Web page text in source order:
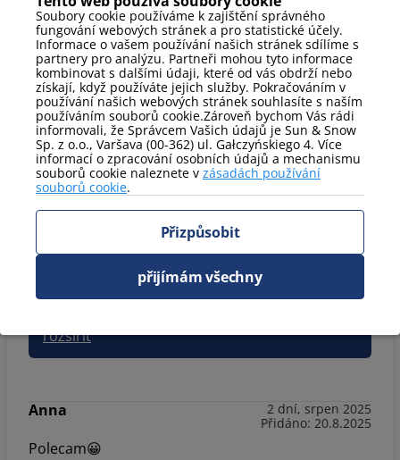
Marta
3 dní, leden 2026
Přidáno: 1.2.2026
9,8
Piotr
3 dní, srpen 2025
Přidáno: 25.8.2025
rozšířit
Anna
2 dní, srpen 2025
Přidáno: 20.8.2025
Polecam😀
Soubory cookie používáme k zajištění správného
fungování webových stránek a pro statistické účely.
Informace o vašem používání našich stránek sdílíme s
partnery pro analýzu. Partneři mohou tyto informace
kombinovat s dalšími údaji, které od vás obdrží nebo
získají, když používáte jejich služby. Pokračováním v
používání našich webových stránek souhlasíte s naším
používáním souborů cookie.Zároveň bychom Vás rádi
informovali, že Správcem Vašich údajů je Sun & Snow
Sp. z o.o., Varšava (00-362) ul. Gałczyńskiego 4. Více
informací o zpracování osobních údajů a mechanismu
souborů cookie naleznete v zásadách používání
souborů cookie.
Přizpůsobit
přijímám všechny